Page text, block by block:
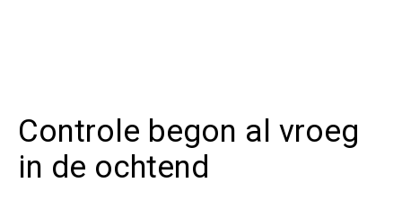
Controle begon al vroeg
in de ochtend